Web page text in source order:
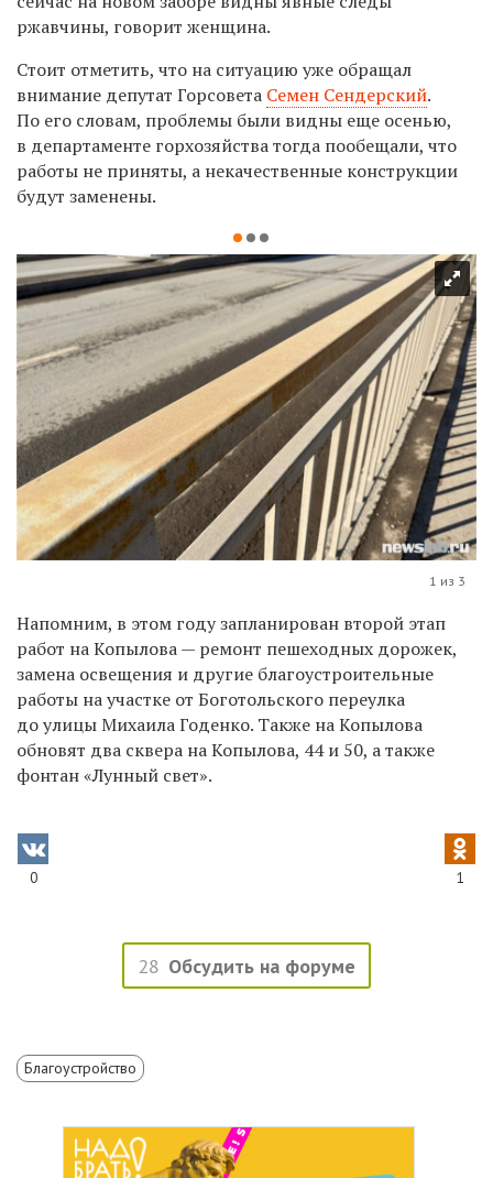
ржавчины, говорит женщина.
Стоит отметить, что на ситуацию уже обращал
внимание депутат Горсовета Семен Сендерский.
По его словам, проблемы были видны еще осенью,
в департаменте горхозяйства тогда пообещали, что
работы не приняты, а некачественные конструкции
будут заменены.
1 из 3
Напомним, в этом году запланирован второй этап
работ на Копылова — ремонт пешеходных дорожек,
замена освещения и другие благоустроительные
работы на участке от Боготольского переулка
до улицы Михаила Годенко. Также на Копылова
обновят два сквера на Копылова, 44 и 50, а также
фонтан «Лунный свет».
0 1
28 Обсудить на форуме
Благоустройство